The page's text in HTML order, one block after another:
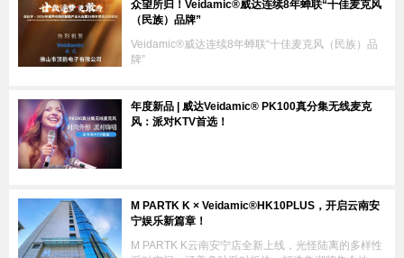
众望所归！Veidamic®威达连续8年蝉联“十佳麦克风
（民族）品牌”
Veidamic®威达连续8年蝉联“十佳麦克风（民族）品
牌”
年度新品 | 威达Veidamic® PK100真分集无线麦克
风：派对KTV首选！
M PARTK K × Veidamic®HK10PLUS，开启云南安
宁娱乐新篇章！
M PARTK K云南安宁店全新上线，光怪陆离的多样性